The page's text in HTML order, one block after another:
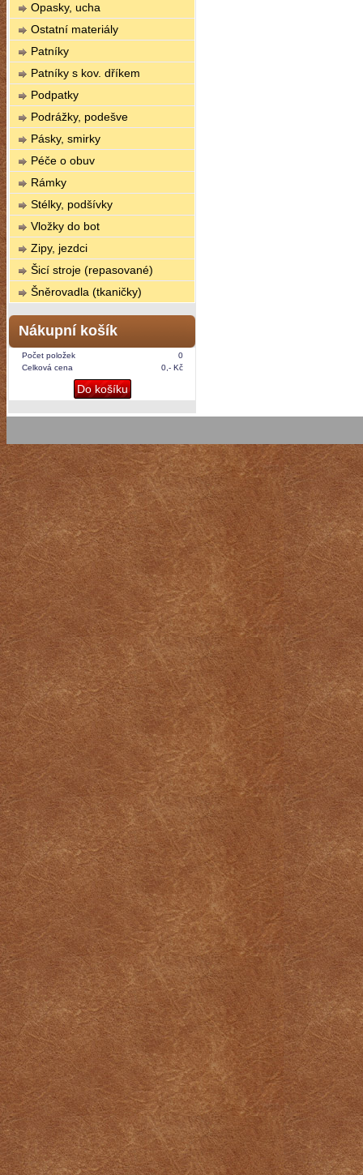
Opasky, ucha
Ostatní materiály
Patníky
Patníky s kov. dříkem
Podpatky
Podrážky, podešve
Pásky, smirky
Péče o obuv
Rámky
Stélky, podšívky
Vložky do bot
Zipy, jezdci
Šicí stroje (repasované)
Šněrovadla (tkaničky)
Nákupní košík
Počet položek
0
Celková cena
0,- Kč
Do košíku